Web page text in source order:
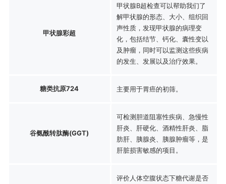
甲状腺彩超
甲状腺B超检查可以帮助我们了
解甲状腺的形态、大小、组织回
声性质，发现甲状腺的病理变
化，包括结节、钙化、囊性变以
及肿瘤，同时可以监测这些疾病
的发生、发展以及治疗效果。
糖类抗原724 主要用于胃癌的初筛。
谷氨酰转肽酶(GGT)
可检测胆道阻塞性疾病、急慢性
肝炎、肝硬化、酒精性肝炎、脂
肪肝、胰腺炎、胰腺肿瘤等，是
肝脏损害敏感的项目。
评价人体空腹状态下糖代谢是否